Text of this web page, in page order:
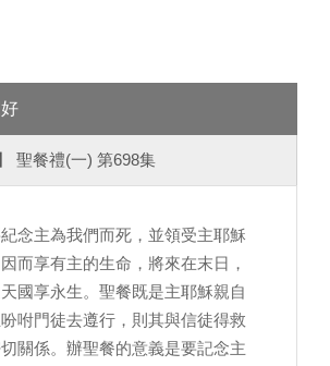
聖餐禮(一) 第698集
念主為我們而死，並領受主耶穌
而享有主的生命，將來在末日，
國享永生。聖餐既是主耶穌親自
咐門徒去遵行，則其與信徒得救
關係。辦聖餐的意義是要記念主